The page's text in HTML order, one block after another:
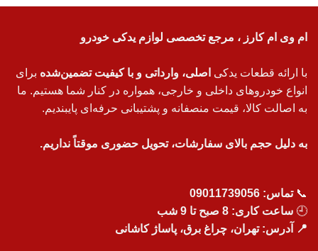
ام وی ام کارز ، مرجع تخصصی لوازم یدکی خودرو
با ارائه قطعات یدکی اصلی، وارداتی و با کیفیت تضمین‌شده برای
انواع خودروهای داخلی و خارجی، همواره در کنار شما هستیم. ما
به اصالت کالا، قیمت منصفانه و پشتیبانی حرفه‌ای پایبندیم.
به دلیل حجم بالای سفارشات، تحویل حضوری موقتاً نداریم.
📞تماس: 09011739056
🕘 ساعت کاری: 8 صبح تا 9 شب
📍 آدرس: تهران، چراغ برق، پاساژ کاشانی